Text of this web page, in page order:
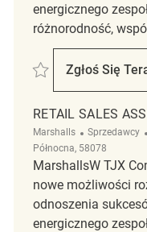
energicznego
różnorodność,
Zapisać Jewelry
Zgłoś Się
RETAIL SALES
Marshalls Kategoria
Sprzedawcy
Północna, 58078
MarshallsW TJX
nowe możliwości
odnoszenia
energicznego